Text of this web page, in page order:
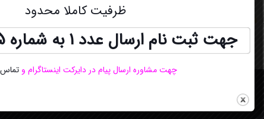
اطلاعات بیشتر
ظرفیت کاملا محدود
جهت ثبت نام ارسال عدد 1 به شماره
چهت مشاوره ارسال پیام در دایرکت اینستاگرام و تماس